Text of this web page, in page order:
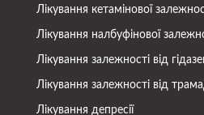
Лікування кетамінової
Лікування налбуфінової
Лікування залежності від
Лікування залежності від
Лікування депресії